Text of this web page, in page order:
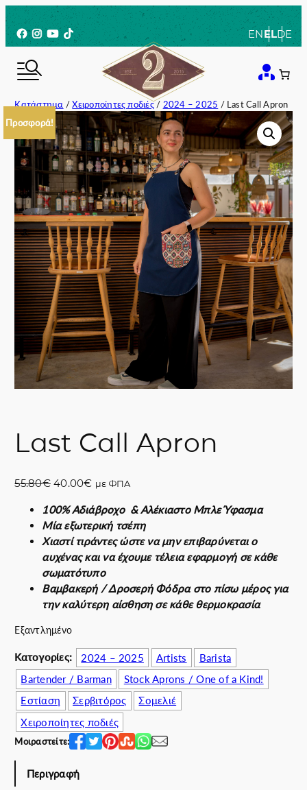
στο
περιεχόμενο
Facebook
Instagram
YouTube
TikTok ENELDE
Κατάστημα /Χειροποίητες ποδιές/ 2024 – 2025 / Last Call Apron
Προσφορά!
Last Call Apron
55.80€ O
i
g
i
n
a
l
p
c
e
w
a
s
:
.
40.00€Η
ρ
έ
χ
ο
υ
σ
α
μ
ή
ε
ί
ν
α
ι
με ΦΠΑ
100% Αδιάβροχο & Αλέκιαστο Μπλε Ύφασμα
Μία εξωτερική τσέπη
Χιαστί τιράντες ώστε να μην επιβαρύνεται ο
αυχένας και να έχουμε τέλεια εφαρμογή σε κάθε
σωματότυπο
Βαμβακερή / Δροσερή Φόδρα στο πίσω μέρος για
την καλύτερη αίσθηση σε κάθε θερμοκρασία
Εξαντλημένο
Κατογορίες: 2024 – 2025 Artists
Barista
Bartender / Barman
Stock Aprons / One of a Kind!
Εστίαση
Σερβιτόρος
Σομελιέ
Χειροποίητες ποδιές
Μοιραστείτε:
Περιγραφή